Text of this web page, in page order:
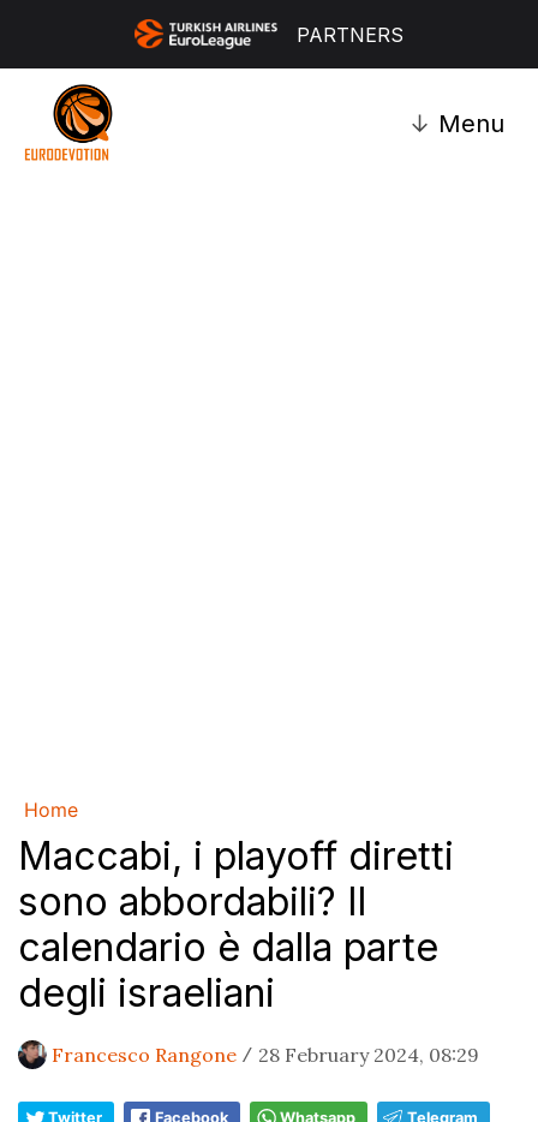
PARTNERS
↓ Menu
Home
Maccabi, i playoff diretti
sono abbordabili? Il
calendario è dalla parte
degli israeliani
Francesco Rangone / 28 February 2024, 08:29
Twitter Facebook Whatsapp Telegram